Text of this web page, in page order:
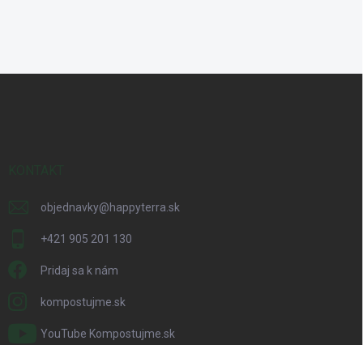
objednavky@happyterra.sk
+421 905 201 130
Pridaj sa k nám
kompostujme.sk
YouTube Kompostujme.sk